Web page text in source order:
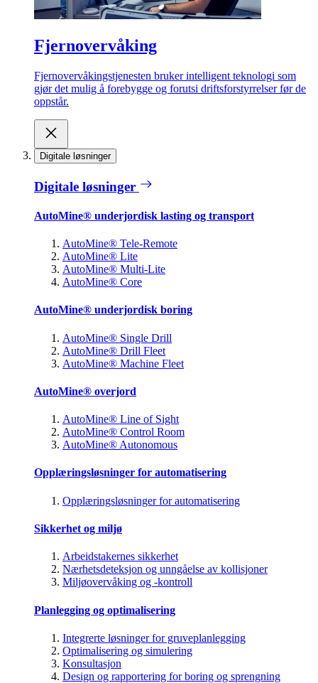
Fjernovervåking
Fjernovervåkingstjenesten bruker intelligent teknologi som
gjør det mulig å forebygge og forutsi driftsforstyrrelser før de
oppstår.
Digitale løsninger
Digitale løsninger
AutoMine® underjordisk lasting og transport
AutoMine® Tele-Remote
AutoMine® Lite
AutoMine® Multi-Lite
AutoMine® Core
AutoMine® underjordisk boring
AutoMine® Single Drill
AutoMine® Drill Fleet
AutoMine® Machine Fleet
AutoMine® overjord
AutoMine® Line of Sight
AutoMine® Control Room
AutoMine® Autonomous
Opplæringsløsninger for automatisering
Opplæringsløsninger for automatisering
Sikkerhet og miljø
Arbeidstakernes sikkerhet
Nærhetsdeteksjon og unngåelse av kollisjoner
Miljøovervåking og -kontroll
Planlegging og optimalisering
Integrerte løsninger for gruveplanlegging
Optimalisering og simulering
Konsultasjon
Design og rapportering for boring og sprengning